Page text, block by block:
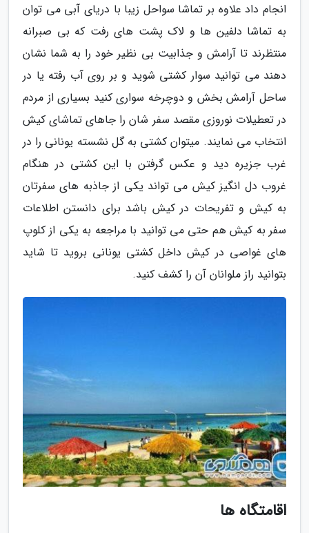
انجام داد علاوه بر تماشا سواحل زیبا با دریای آبی می توان
به تماشا دلفین ها و لاک پشت های رفت که بی صبرانه
منتظرند تا آرامش و جذابیت بی نظیر خود را به شما نشان
دهند می توانید سوار کشتی شوید و بر روی آب رفته یا در
ساحل آرامش بخش و دوچرخه سواری کنید بسیاری از مردم
در تعطیلات نوروزی مقصد سفر شان را جاهای تماشای کیش
انتخاب می نمایند. میتوان کشتی به گل نشسته یونانی را در
غرب جزیره دید و عکس گرفتن با این کشتی در هنگام
غروب دل انگیز کیش می تواند یکی از جاذبه های سفرتان
به کیش و تفریحات در کیش باشد برای دانستن اطلاعات
سفر به کیش هم حتی می توانید با مراجعه به یکی از کلوپ
های غواصی در کیش داخل کشتی یونانی بروید تا شاید
بتوانید راز ملوانان آن را کشف کنید.
اقامتگاه ها